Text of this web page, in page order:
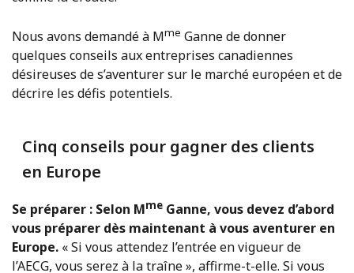
Nous avons demandé à Mme Ganne de donner
quelques conseils aux entreprises canadiennes
désireuses de s’aventurer sur le marché européen et de
décrire les défis potentiels.
Cinq conseils pour gagner des clients
en Europe
Se préparer : Selon Mme Ganne, vous devez d’abord
vous préparer dès maintenant à vous aventurer en
Europe. « Si vous attendez l’entrée en vigueur de
l’AECG, vous serez à la traîne », affirme-t-elle. Si vous